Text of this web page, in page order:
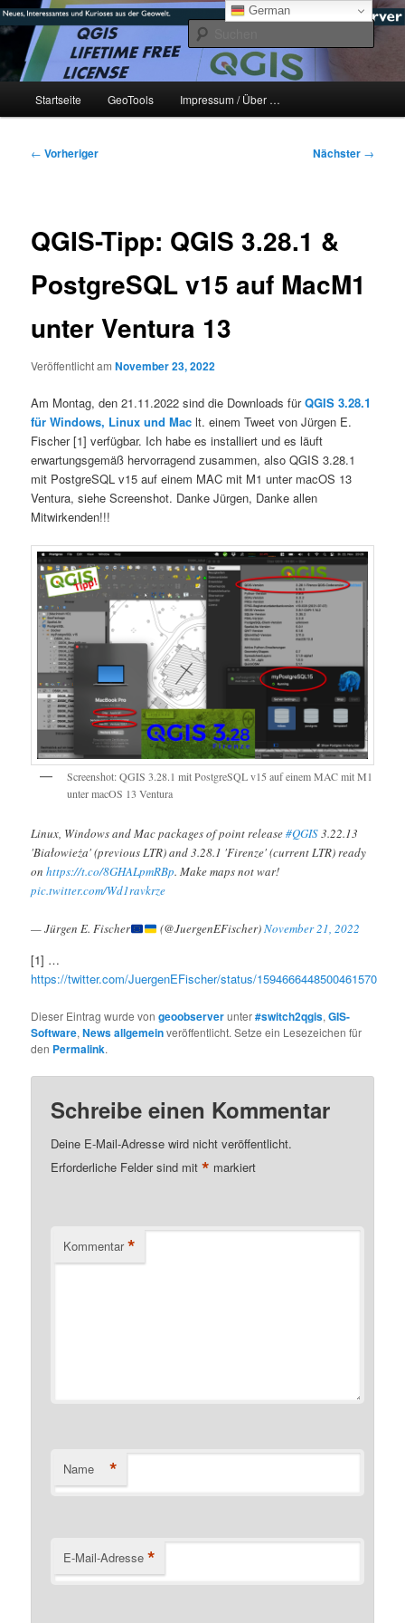
Zum
primären
Inhalt
springen#geoObserver
mikeE's GeoBlog
Startseite GeoTools Impressum / Über …
Beitragsnavigation
← Vorheriger Nächster →
QGIS-Tipp: QGIS 3.28.1 &
PostgreSQL v15 auf MacM1
unter Ventura 13
Veröffentlicht amNovember 23, 2022
Am Montag, den 21.11.2022 sind die Downloads fürQGIS 3.28.1
für Windows, Linux und Mac lt. einem Tweet von Jürgen E.
Fischer [1] verfügbar. Ich habe es installiert und es läuft
erwartungsgemäß hervorragend zusammen, also QGIS 3.28.1
mit PostgreSQL v15 auf einem MAC mit M1 unter macOS 13
Ventura, siehe Screenshot. Danke Jürgen, Danke allen
Mitwirkenden!!!
Screenshot: QGIS 3.28.1 mit PostgreSQL v15 auf einem MAC mit M1
unter macOS 13 Ventura
Linux, Windows and Mac packages of point release#QGIS3.22.13
'Białowieża' (previous LTR) and 3.28.1 'Firenze' (current LTR) ready
onhttps://t.co/8GHALpmRBp. Make maps not war!
pic.twitter.com/Wd1ravkrze
— Jürgen E. Fischer (@JuergenEFischer)November 21, 2022
[1] …
https://twitter.com/JuergenEFischer/status/1594666448500461570
Dieser Eintrag wurde vongeoobserverunter#switch2qgis,GIS-
Software,News allgemeinveröffentlicht. Setze ein Lesezeichen für
den Permalink.
Schreibe einen Kommentar
Deine E-Mail-Adresse wird nicht veröffentlicht.
Erforderliche Felder sind mit* markiert
Kommentar *
Name *
E-Mail-Adresse *
German